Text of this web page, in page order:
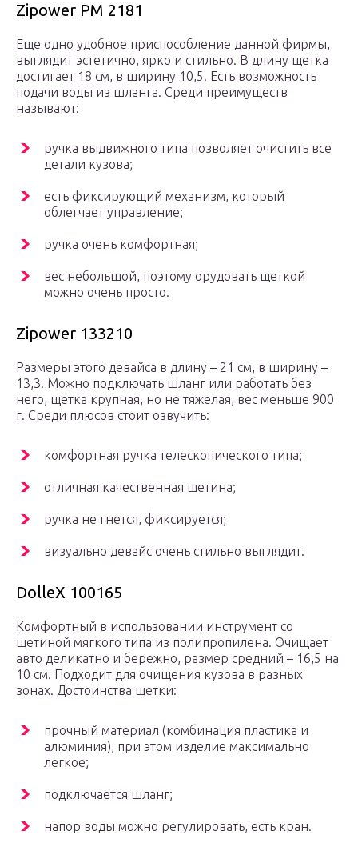
Zipower PM 2181
Еще одно удобное приспособление данной фирмы,
выглядит эстетично, ярко и стильно. В длину щетка
достигает 18 см, в ширину 10,5. Есть возможность
подачи воды из шланга. Среди преимуществ
называют:
ручка выдвижного типа позволяет очистить все
детали кузова;
есть фиксирующий механизм, который
облегчает управление;
ручка очень комфортная;
вес небольшой, поэтому орудовать щеткой
можно очень просто.
Zipower 133210
Размеры этого девайса в длину – 21 см, в ширину –
13,3. Можно подключать шланг или работать без
него, щетка крупная, но не тяжелая, вес меньше 900
г. Среди плюсов стоит озвучить:
комфортная ручка телескопического типа;
отличная качественная щетина;
ручка не гнется, фиксируется;
визуально девайс очень стильно выглядит.
DolleX 100165
Комфортный в использовании инструмент со
щетиной мягкого типа из полипропилена. Очищает
авто деликатно и бережно, размер средний – 16,5 на
10 см. Подходит для очищения кузова в разных
зонах. Достоинства щетки:
прочный материал (комбинация пластика и
алюминия), при этом изделие максимально
легкое;
подключается шланг;
напор воды можно регулировать, есть кран.